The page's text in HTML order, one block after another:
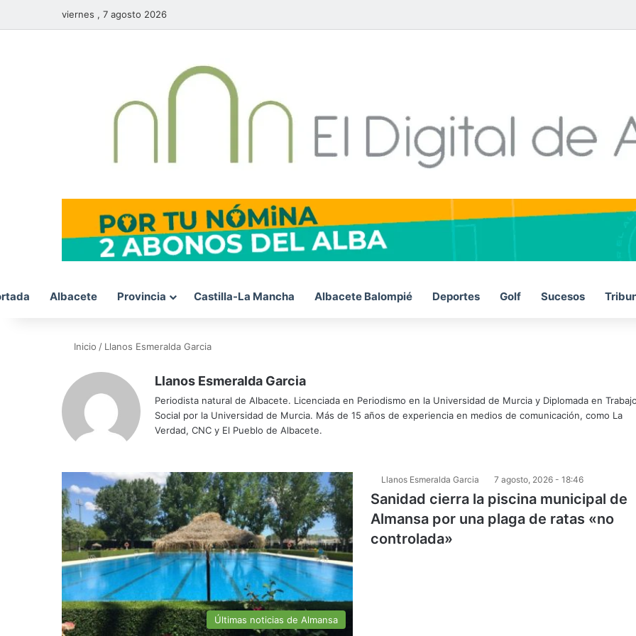
viernes , 7 agosto 2026
Albacete Provincia Castilla-La Mancha Albacete Balompié Deportes Golf Sucesos
Inicio / Llanos Esmeralda Garcia
Llanos Esmeralda Garcia
Periodista natural de Albacete. Licenciada en Periodismo en la Universidad de Murcia y Diplomada en
Social por la Universidad de Murcia. Más de 15 años de experiencia en medios de comunicación, como La
Verdad, CNC y El Pueblo de Albacete.
Últimas noticias de Almansa
Llanos Esmeralda Garcia 7 agosto, 2026 - 18:46
Sanidad cierra la piscina municipal de
Almansa por una plaga de ratas «no
controlada»